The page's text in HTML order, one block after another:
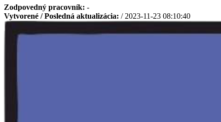
Zodpovedný pracovník: -
Vytvorené / Posledná aktualizácia: / 2023-11-23 08:10:40